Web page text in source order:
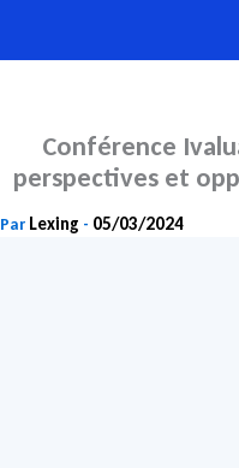
au
Conférence
perspectives et
Par Lexing - 05/03/2024